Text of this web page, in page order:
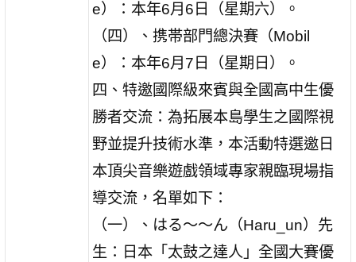
e）：本年6月6日（星期六）。
（四）、携帯部門總決賽（Mobil
e）：本年6月7日（星期日）。
四、特邀國際級來賓與全國高中生優
勝者交流：為拓展本島學生之國際視
野並提升技術水準，本活動特選邀日
本頂尖音樂遊戲領域專家親臨現場指
導交流，名單如下：
（一）、はる〜〜ん（Haru_un）先
生：日本「太鼓之達人」全國大賽優